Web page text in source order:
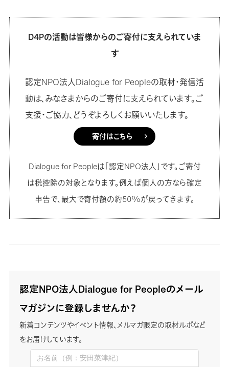
D4Pの活動は皆様からのご寄付に支えられていま
す
認定NPO法人Dialogue for Peopleの取材・発信活
動は、みなさまからのご寄付に支えられています。ご
支援・ご協力、どうぞよろしくお願いいたします。
寄付はこちら
Dialogue for Peopleは「認定NPO法人」です。ご寄付
は税控除の対象となります。例えば個人の方なら確定
申告で、最大で寄付額の約50%が戻ってきます。
認定NPO法人Dialogue for Peopleのメール
マガジンに登録しませんか？
新着コンテンツやイベント情報、メルマガ限定の取材ルポなど
をお届けしています。